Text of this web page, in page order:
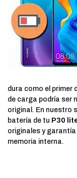
dura como el primer
de carga podría ser
original. En nuestro
batería de tu P30
originales y garantía
memoria interna.